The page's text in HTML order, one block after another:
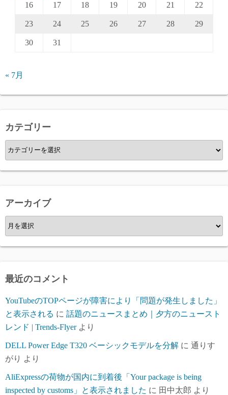
16 17 18 19 20 21 22
23 24 25 26 27 28 29
30 31
« 7月
カテゴリー
カ
テ
ゴ
ー
アーカイブ
ア
ー
カ
ブ
最近のコメント
YouTubeのTOPページが障害により「問題が発生しました」
と表示される に 話題のニュースまとめ｜夕方のニュースト
レンド | Trends-Flyerより
DELL Power Edge T320 ベーシックモデルを分解 に 通りす
がり より
AliExpressの荷物が国内に到着後「Your package is being
inspected by customs」と表示されました に 田中太郎 より